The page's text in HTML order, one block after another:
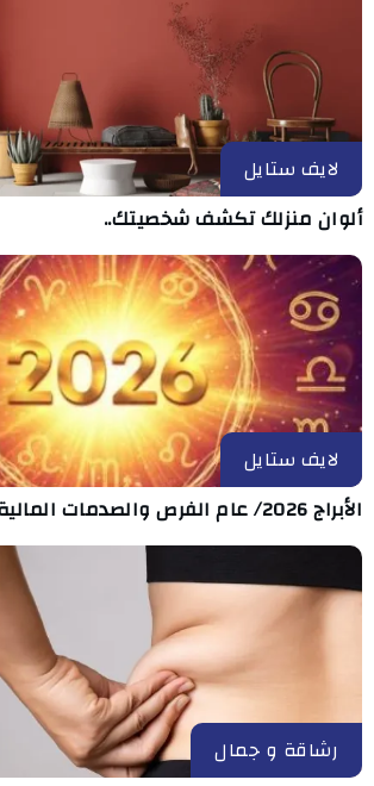
لايف ستايل
ألوان منزلك تكشف شخصيتك..
لايف ستايل
الأبراج 2026/ عام الفرص والصدمات المالية والصحية
رشاقة و جمال